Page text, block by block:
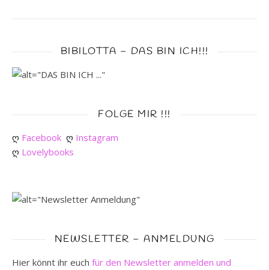
BIBILOTTA – DAS BIN ICH!!!
FOLGE MIR !!!
ღ Facebook ღ Instagram
ღ Lovelybooks
NEWSLETTER – ANMELDUNG
Hier könnt ihr euch für den Newsletter anmelden und